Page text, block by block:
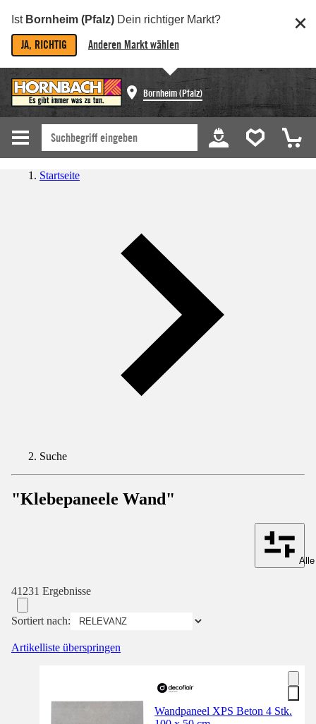
Ist Bornheim (Pfalz) Dein richtiger Markt?
JA, RICHTIG Anderen Markt wählen
Bornheim (Pfalz)
Startseite
Suche
"Klebepaneele Wand"
41231 Ergebnisse
Sortiert nach:
Artikelliste überspringen
Wandpaneel XPS Beton 4 Stk.